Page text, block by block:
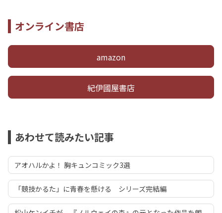
オンライン書店
amazon
紀伊國屋書店
あわせて読みたい記事
アオハルかよ！ 胸キュンコミック3選
「競技かるた」に青春を懸ける シリーズ完結編